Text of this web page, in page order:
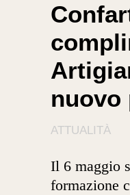
nuovo
ATTUALITÀ
Il 6 maggio
formazione